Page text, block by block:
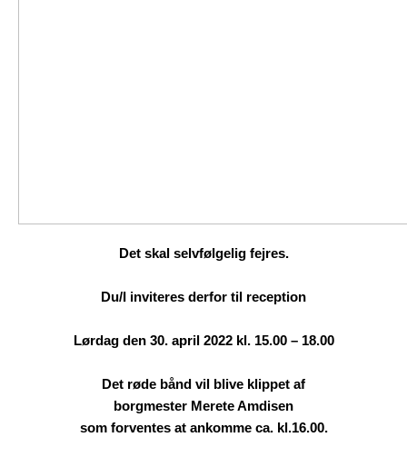
Det skal selvfølgelig fejres.
Du/I inviteres derfor til reception
Lørdag den 30. april 2022 kl. 15.00 – 18.00
Det røde bånd vil blive klippet af
borgmester Merete Amdisen
som forventes at ankomme ca. kl.16.00.